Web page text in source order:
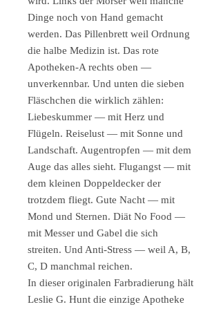
Dinge noch von Hand gemacht
werden. Das Pillenbrett weil Ordnung
die halbe Medizin ist. Das rote
Apotheken-A rechts oben —
unverkennbar. Und unten die sieben
Fläschchen die wirklich zählen:
Liebeskummer — mit Herz und
Flügeln. Reiselust — mit Sonne und
Landschaft. Augentropfen — mit dem
Auge das alles sieht. Flugangst — mit
dem kleinen Doppeldecker der
trotzdem fliegt. Gute Nacht — mit
Mond und Sternen. Diät No Food —
mit Messer und Gabel die sich
streiten. Und Anti-Stress — weil A, B,
C, D manchmal reichen.
In dieser originalen Farbradierung hält
Leslie G. Hunt die einzige Apotheke